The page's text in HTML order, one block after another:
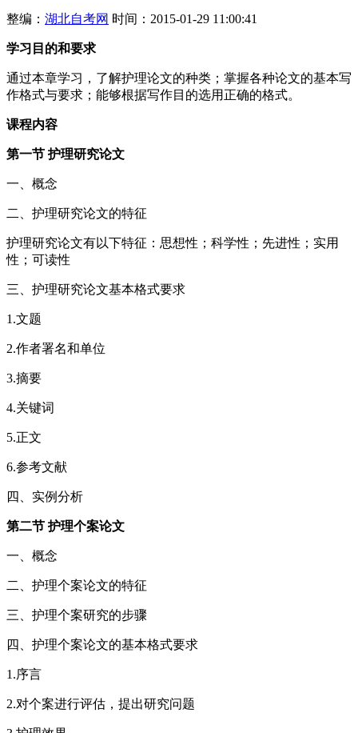
整编： 湖北自考网 时间：2015-01-29 11:00:41
学习目的和要求
通过本章学习，了解护理论文的种类；掌握各种论文的基本写
作格式与要求；能够根据写作目的选用正确的格式。
课程内容
第一节 护理研究论文
一、概念
二、护理研究论文的特征
护理研究论文有以下特征：思想性；科学性；先进性；实用
性；可读性
三、护理研究论文基本格式要求
1.文题
2.作者署名和单位
3.摘要
4.关键词
5.正文
6.参考文献
四、实例分析
第二节 护理个案论文
一、概念
二、护理个案论文的特征
三、护理个案研究的步骤
四、护理个案论文的基本格式要求
1.序言
2.对个案进行评估，提出研究问题